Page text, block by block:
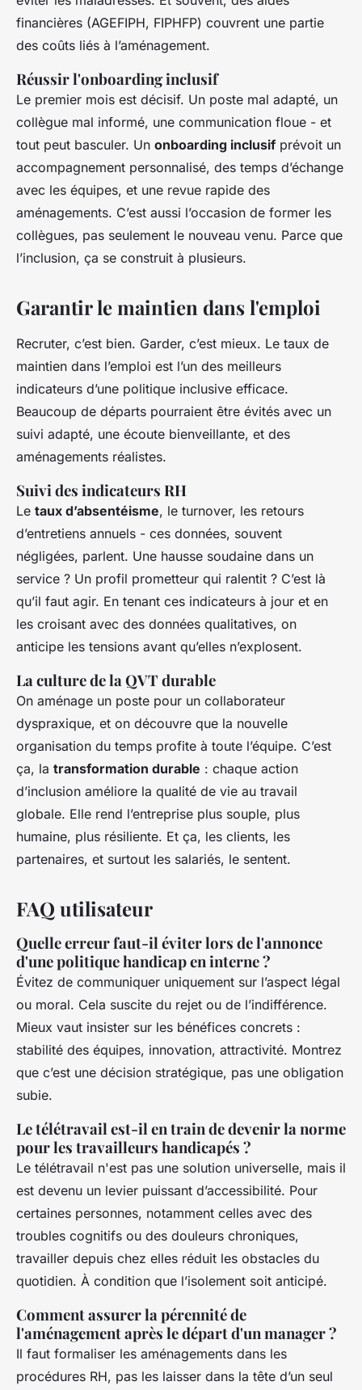
financières (AGEFIPH, FIPHFP) couvrent une partie
des coûts liés à l’aménagement.
Réussir l'onboarding inclusif
Le premier mois est décisif. Un poste mal adapté, un
collègue mal informé, une communication floue - et
tout peut basculer. Un onboarding inclusif prévoit un
accompagnement personnalisé, des temps d’échange
avec les équipes, et une revue rapide des
aménagements. C’est aussi l’occasion de former les
collègues, pas seulement le nouveau venu. Parce que
l’inclusion, ça se construit à plusieurs.
Garantir le maintien dans l'emploi
Recruter, c’est bien. Garder, c’est mieux. Le taux de
maintien dans l’emploi est l’un des meilleurs
indicateurs d’une politique inclusive efficace.
Beaucoup de départs pourraient être évités avec un
suivi adapté, une écoute bienveillante, et des
aménagements réalistes.
Suivi des indicateurs RH
Le taux d’absentéisme, le turnover, les retours
d’entretiens annuels - ces données, souvent
négligées, parlent. Une hausse soudaine dans un
service ? Un profil prometteur qui ralentit ? C’est là
qu’il faut agir. En tenant ces indicateurs à jour et en
les croisant avec des données qualitatives, on
anticipe les tensions avant qu’elles n’explosent.
La culture de la QVT durable
On aménage un poste pour un collaborateur
dyspraxique, et on découvre que la nouvelle
organisation du temps profite à toute l’équipe. C’est
ça, la transformation durable : chaque action
d’inclusion améliore la qualité de vie au travail
globale. Elle rend l’entreprise plus souple, plus
humaine, plus résiliente. Et ça, les clients, les
partenaires, et surtout les salariés, le sentent.
FAQ utilisateur
Quelle erreur faut-il éviter lors de l'annonce
d'une politique handicap en interne ?
Évitez de communiquer uniquement sur l’aspect légal
ou moral. Cela suscite du rejet ou de l’indifférence.
Mieux vaut insister sur les bénéfices concrets :
stabilité des équipes, innovation, attractivité. Montrez
que c’est une décision stratégique, pas une obligation
subie.
Le télétravail est-il en train de devenir la norme
pour les travailleurs handicapés ?
Le télétravail n'est pas une solution universelle, mais il
est devenu un levier puissant d’accessibilité. Pour
certaines personnes, notamment celles avec des
troubles cognitifs ou des douleurs chroniques,
travailler depuis chez elles réduit les obstacles du
quotidien. À condition que l’isolement soit anticipé.
Comment assurer la pérennité de
l'aménagement après le départ d'un manager ?
Il faut formaliser les aménagements dans les
procédures RH, pas les laisser dans la tête d’un seul